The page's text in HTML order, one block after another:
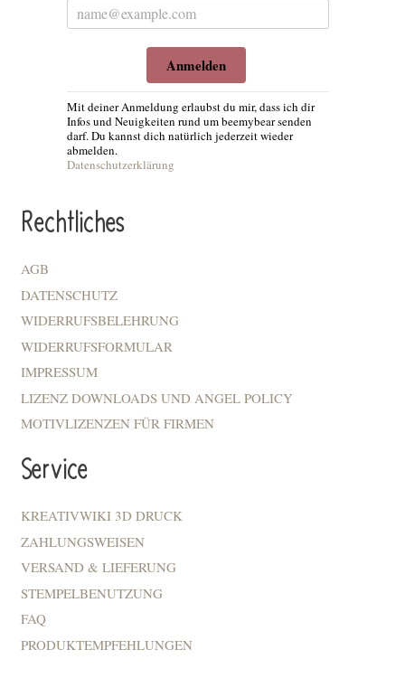
Anmelden
Mit deiner Anmeldung erlaubst du mir, dass ich dir
Infos und Neuigkeiten rund um beemybear senden
darf. Du kannst dich natürlich jederzeit wieder
abmelden.
Datenschutzerklärung
Rechtliches
AGB
DATENSCHUTZ
WIDERRUFSBELEHRUNG
WIDERRUFSFORMULAR
IMPRESSUM
LIZENZ DOWNLOADS UND ANGEL POLICY
MOTIVLIZENZEN FÜR FIRMEN
Service
KREATIVWIKI 3D DRUCK
ZAHLUNGSWEISEN
VERSAND & LIEFERUNG
STEMPELBENUTZUNG
FAQ
PRODUKTEMPFEHLUNGEN